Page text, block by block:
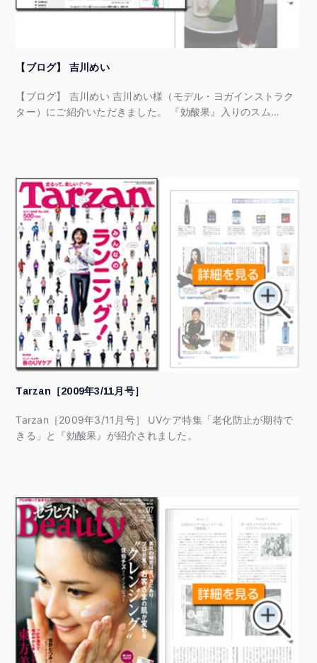
【ブログ】 吉川めい
【ブログ】 吉川めい 吉川めい様（モデル・ヨガインストラク
ター）にご紹介いただきました。 『効酸果』入りのスム…
Tarzan［2009年3/11月号］
Tarzan［2009年3/11月号］ UVケア特集「老化防止が期待で
きる」と『効酸果』が紹介されました。